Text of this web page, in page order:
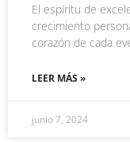
El espíritu de
crecimiento
corazón de cada
LEER MÁS »
junio 7, 2024